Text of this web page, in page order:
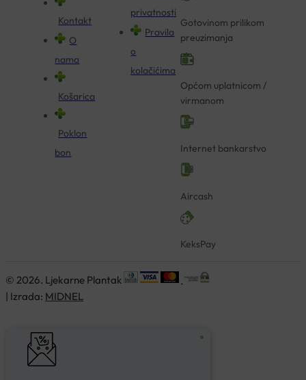
Kontakt
O
nama
Košarica
Poklon
bon
privatnosti
Pravila
o
kolačićima
Gotovinom prilikom
preuzimanja
Općom uplatnicom /
virmanom
Internet bankarstvo
Aircash
KeksPay
© 2026. Ljekarne Plantak
| Izrada: MIDNEL